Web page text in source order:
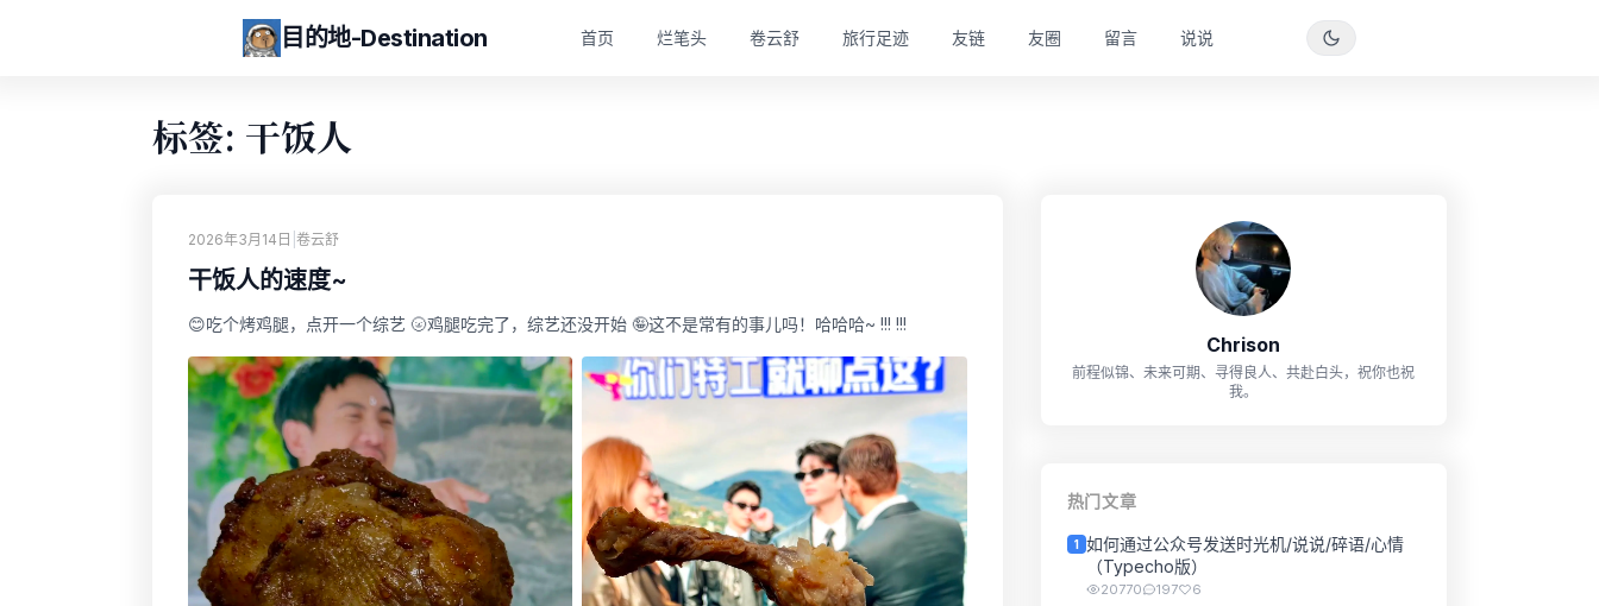
目的地-Destination 首页 烂笔头 卷云舒 旅行足迹 友链 友圈 留言 说说
标签: 干饭人
2026年3月14日 卷云舒
干饭人的速度~
😊吃个烤鸡腿，点开一个综艺 🌝鸡腿吃完了，综艺还没开始 🤪这不是常有的事儿吗！哈哈哈~ !!! !!!
Chrison
前程似锦、未来可期、寻得良人、共赴白头，祝你也祝
我。
热门文章
1 如何通过公众号发送时光机/说说/碎语/心情
（Typecho版）
20770 197 6